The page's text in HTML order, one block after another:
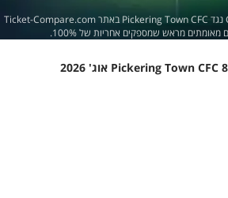
כל הכרטיסים לCrook Town AFC נגד Pickering Town CFC באתר Ticket-Compare.com
מאומתים מראש שמספקים אחריות של 100%.